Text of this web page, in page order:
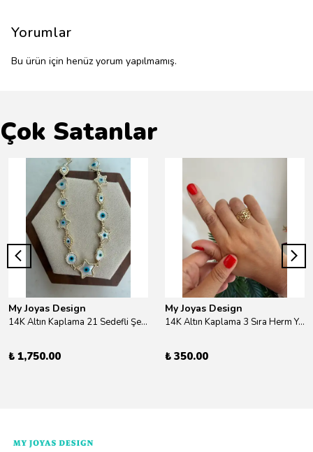
Yorumlar
Bu ürün için henüz yorum yapılmamış.
Çok Satanlar
My Joyas Design
14K Altın Kaplama 21 Sedefli Şekiller Kolye 46cm
₺ 1,750.00
My Joyas Design
14K Altın Kaplama 3 Sıra Herm Yüzük Gold
₺ 350.00